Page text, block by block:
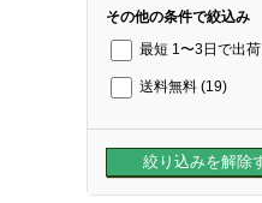
その他の条件で絞込み
最短 1〜3日で出荷
送料無料 (19)